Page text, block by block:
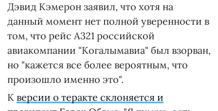
Дэвид Кэмерон заявил, что хотя на
данный момент нет полной уверенности в
том, что рейс A321 российской
авиакомпании "Когалымавиа" был взорван,
но "кажется все более вероятным, что
произошло именно это".
К версии о теракте склоняется и